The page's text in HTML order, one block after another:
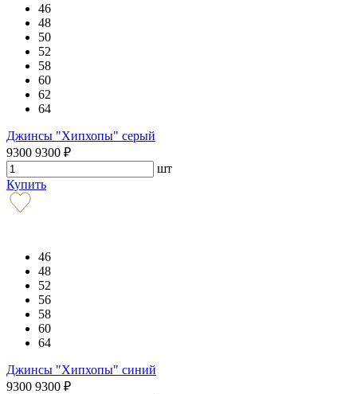
46
48
50
52
58
60
62
64
Джинсы "Хипхопы" серый
9300 9300 ₽
шт
Купить
46
48
52
56
58
60
64
Джинсы "Хипхопы" синий
9300 9300 ₽